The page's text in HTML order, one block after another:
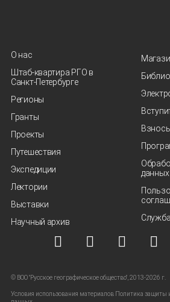
О нас
Штаб-квартира РГО в
Санкт‑Петербурге
Регионы
Гранты
Проекты
Путешествия
Экспедиции
Лектории
Выставки
Научный архив
данных
© ВОО "Русское географическое общество", 2013-2026 г.
Условия использования материалов Политика защиты